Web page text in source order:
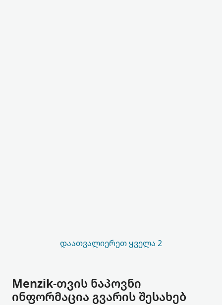
ᲓᲐᲐᲗᲕᲐᲚᲘᲔᲠᲔᲗ ᲧᲕᲔᲚᲐ 2
Menzik-თვის ნაპოვნი
ინფორმაცია გვარის შესახებ